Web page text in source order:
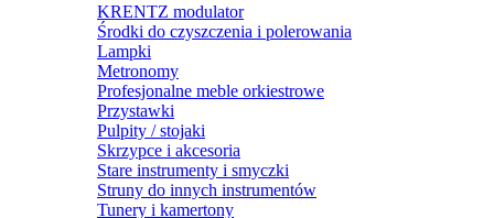
KRENTZ modulator
Środki do czyszczenia i polerowania
Lampki
Metronomy
Profesjonalne meble orkiestrowe
Przystawki
Pulpity / stojaki
Skrzypce i akcesoria
Stare instrumenty i smyczki
Struny do innych instrumentów
Tunery i kamertony